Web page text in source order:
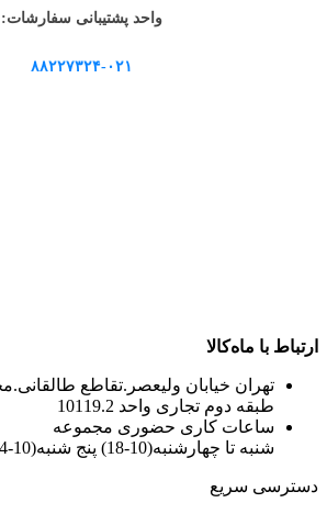
واحد پشتیبانی سفارشات:
۸۸۲۲۷۳۲۴-۰۲۱
ارتباط با ماه‌کالا
تهران خیابان ولیعصر.تقاطع
طبقه دوم تجاری واحد 10119.2
ساعات کاری حضوری مجموعه
شنبه تا چهارشنبه(10-18) پنج شنبه(10-14)
دسترسی سریع